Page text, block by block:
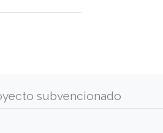
subvencionado